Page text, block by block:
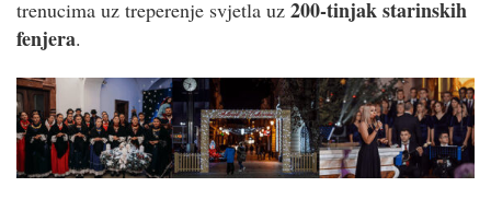
trenucima uz treperenje svjetla uz 200-tinjak starinskih
fenjera.